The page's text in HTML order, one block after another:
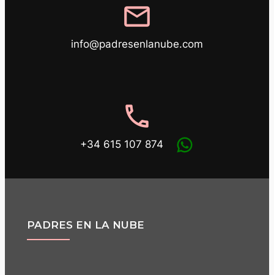
mail
info@padresenlanube.com
phone
+34 615 107 874
PADRES EN LA NUBE